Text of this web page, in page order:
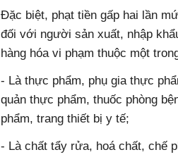
Đặc biệt, phạt tiền gấp hai lần
đối với người sản xuất, nhập
hàng hóa vi phạm thuộc một
- Là thực phẩm, phụ gia thực
quản thực phẩm, thuốc phòng
phẩm, trang thiết bị y tế;
- Là chất tẩy rửa, hoá chất, chế